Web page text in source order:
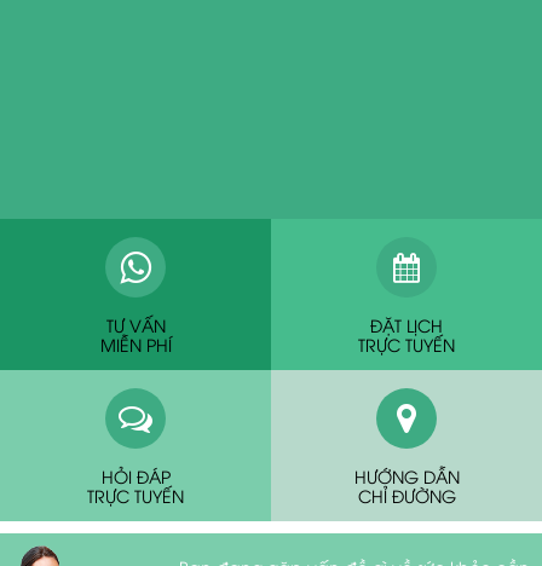
TƯ VẤN
MIỄN PHÍ
ĐẶT LỊCH
TRỰC TUYẾN
HỎI ĐÁP
TRỰC TUYẾN
HƯỚNG DẪN
CHỈ ĐƯỜNG